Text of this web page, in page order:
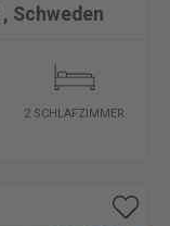
, Schweden
2 SCHLAFZIMMER